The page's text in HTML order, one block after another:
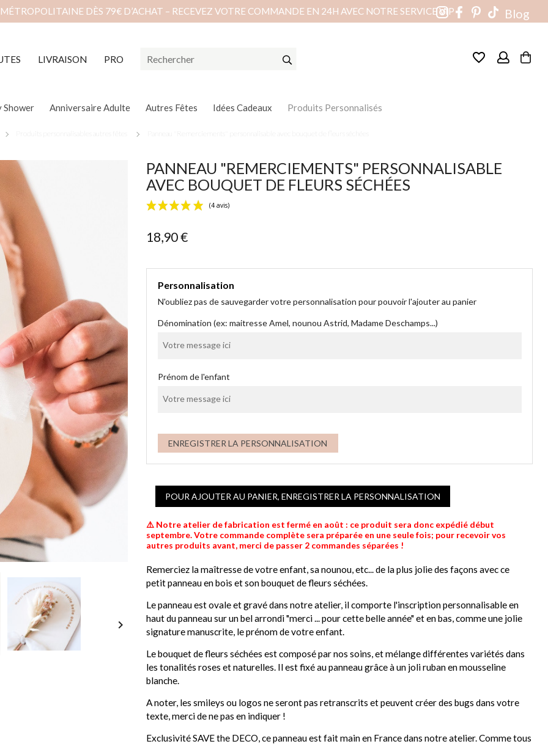
Blog
DÈS 79€ D’ACHAT – RECEVEZ VOTRE COMMANDE EN 24H AVEC NOTRE SERVICE VIP
LIVRAISON PRO favorite_border
Shower Anniversaire Adulte Autres Fêtes Idées Cadeaux Produits Personnalisés
Produits personnalisables autres fêtes Panneau "Remerciements" personnalisable avec bouquet de fleurs séchées

PANNEAU "REMERCIEMENTS" PERSONNALISABLE
AVEC BOUQUET DE FLEURS SÉCHÉES
18,90 €
Personnalisation
N'oubliez pas de sauvegarder votre personnalisation pour pouvoir l'ajouter au panier
Dénomination (ex: maitresse Amel, nounou Astrid, Madame Deschamps...)
Prénom de l'enfant
ENREGISTRER LA PERSONNALISATION
POUR AJOUTER AU PANIER, ENREGISTRER LA PERSONNALISATION
⚠️ Notre atelier de fabrication est fermé en août : ce produit sera donc expédié début
septembre. Votre commande complète sera préparée en une seule fois; pour recevoir vos
autres produits avant, merci de passer 2 commandes séparées !
Remerciez la maîtresse de votre enfant, sa nounou, etc... de la plus jolie des façons avec ce
petit panneau en bois et son bouquet de fleurs séchées.
Le panneau est ovale et gravé dans notre atelier, il comporte l'inscription personnalisable en
haut du panneau sur un bel arrondi "merci ... pour cette belle année" et en bas, comme une jolie
signature manuscrite, le prénom de votre enfant.
Le bouquet de fleurs séchées est composé par nos soins, et mélange différentes variétés dans
les tonalités roses et naturelles. Il est fixé au panneau grâce à un joli ruban en mousseline
blanche.
A noter, les smileys ou logos ne seront pas retranscrits et peuvent créer des bugs dans votre
texte, merci de ne pas en indiquer !
Exclusivité SAVE the DECO, ce panneau est fait main en France dans notre atelier. Comme tous